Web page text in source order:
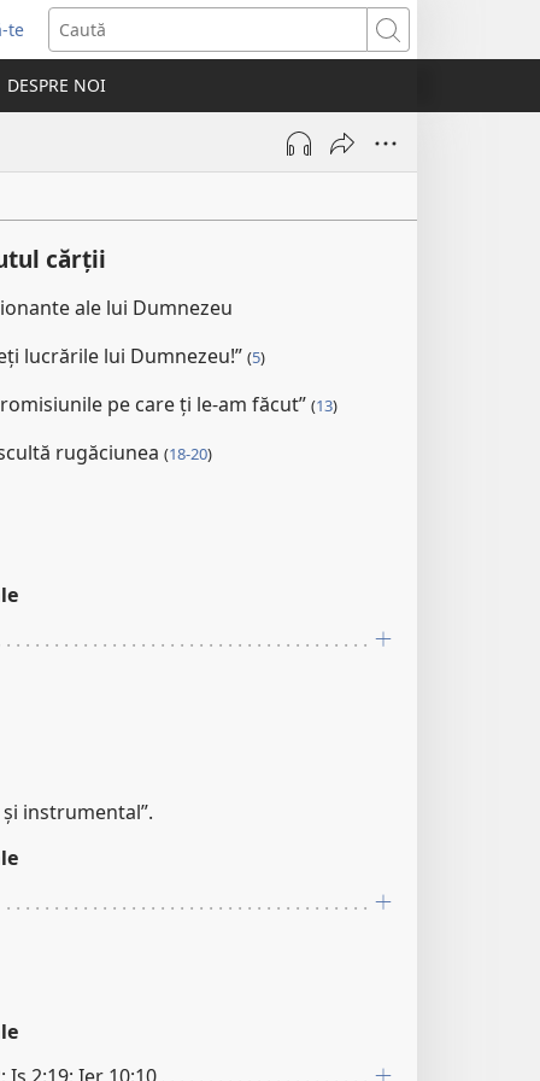
te
Caută
DESPRE NOI
cărții
ale lui Dumnezeu
lucrările lui Dumnezeu!” (5)
pe care ți le-am făcut” (13)
rugăciunea (18-20)
și instrumental”.